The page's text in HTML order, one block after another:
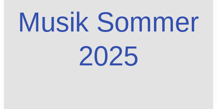
Musik Sommer
2025